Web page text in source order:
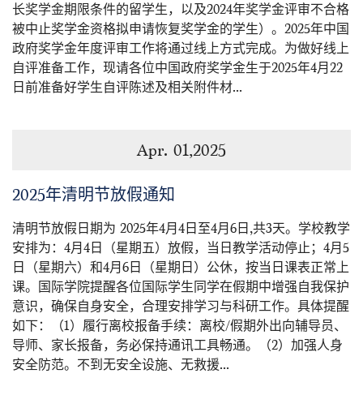
长奖学金期限条件的留学生，以及2024年奖学金评审不合格
被中止奖学金资格拟申请恢复奖学金的学生）。2025年中国
政府奖学金年度评审工作将通过线上方式完成。为做好线上
自评准备工作，现请各位中国政府奖学金生于2025年4月22
日前准备好学生自评陈述及相关附件材...
Apr. 01,2025
2025年清明节放假通知
清明节放假日期为 2025年4月4日至4月6日,共3天。学校教学
安排为：4月4日（星期五）放假，当日教学活动停止；4月5
日（星期六）和4月6日（星期日）公休，按当日课表正常上
课。国际学院提醒各位国际学生同学在假期中增强自我保护
意识，确保自身安全，合理安排学习与科研工作。具体提醒
如下：（1）履行离校报备手续：离校/假期外出向辅导员、
导师、家长报备，务必保持通讯工具畅通。（2）加强人身
安全防范。不到无安全设施、无救援...